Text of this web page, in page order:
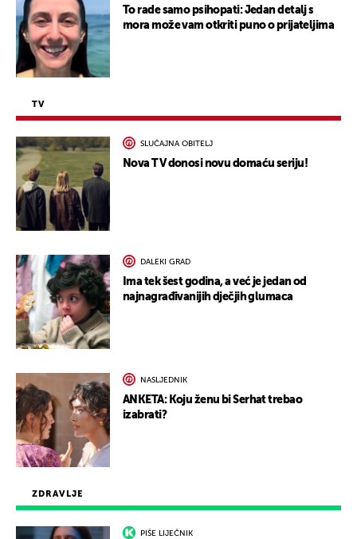
ZDRAVLJE
PIŠE LIJEČNIK
To rade samo psihopati: Jedan detalj s
mora može vam otkriti puno o prijateljima
TV
SLUČAJNA OBITELJ
Nova TV donosi novu domaću seriju!
DALEKI GRAD
Ima tek šest godina, a već je jedan od
najnagrađivanijih dječjih glumaca
NASLJEDNIK
ANKETA: Koju ženu bi Serhat trebao
izabrati?